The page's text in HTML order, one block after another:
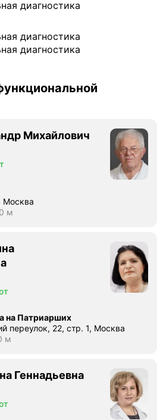
диагностика
диагностика
Михайлович
Москва
Расстояние 560 м
м
на Патриарших
переулок, 22, стр. 1, Москва
Расстояние 720 м
м
Геннадьевна